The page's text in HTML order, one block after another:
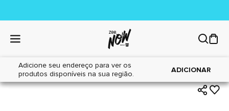
Adicione seu endereço para ver os
produtos disponíveis na sua região.
ADICIONAR
Home|Cães|Acessórios